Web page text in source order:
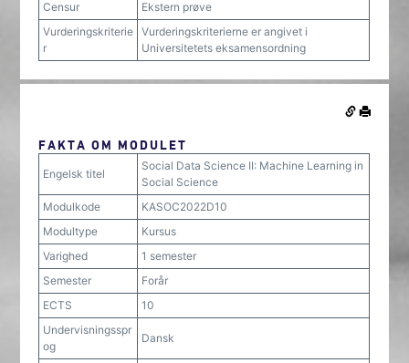
Censur
Ekstern prøve
Vurderingskriterie
r
Vurderingskriterierne er angivet i
Universitetets eksamensordning
FAKTA OM MODULET
Engelsk titel
Social Data Science II: Machine Learning in
Social Science
Modulkode
KASOC2022D10
Modultype
Kursus
Varighed
1 semester
Semester
Forår
ECTS
10
Undervisningsspr
og
Dansk